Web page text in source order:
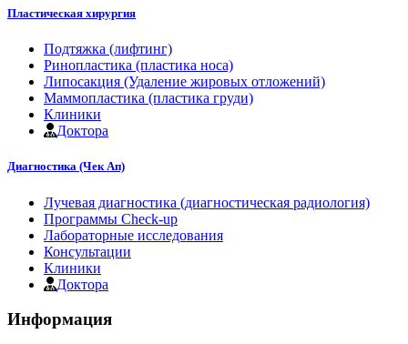
Пластическая хирургия
Подтяжка (лифтинг)
Ринопластика (пластика носа)
Липосакция (Удаление жировых отложений)
Маммопластика (пластика груди)
Клиники
Доктора
Диагностика (Чек Ап)
Лучевая диагностика (диагностическая радиология)
Программы Check-up
Лабораторные исследования
Консультации
Клиники
Доктора
Информация